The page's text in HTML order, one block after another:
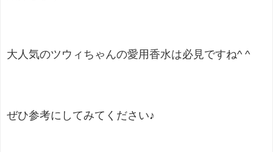
大人気のツウィちゃんの愛用香水は必見ですね^ ^
ぜひ参考にしてみてください♪